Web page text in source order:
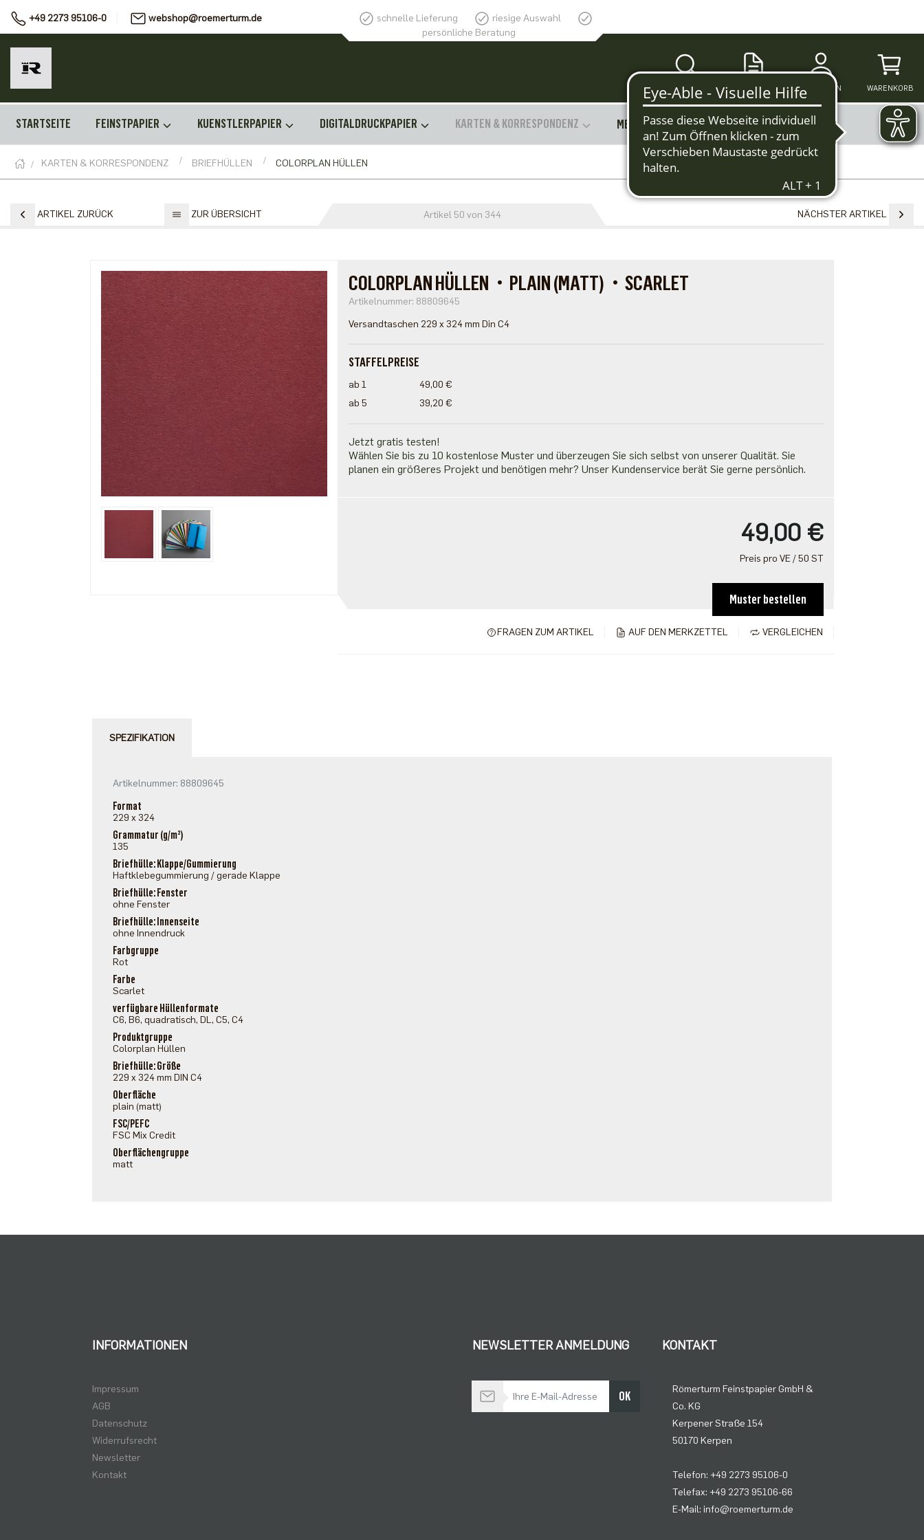
+49 2273 95106-0 webshop@roemerturm.de schnelle Lieferung
riesige Auswahl
persönliche Beratung
SUCHE MERKZETTEL ANMELDEN WARENKORB
STARTSEITE FEINSTPAPIER KUENSTLERPAPIER DIGITALDRUCKPAPIER KARTEN & KORRESPONDENZ MEHR
KARTEN & KORRESPONDENZ BRIEFHÜLLEN COLORPLAN HÜLLEN
ARTIKEL ZURÜCK ZUR ÜBERSICHT Artikel 50 von 344 NÄCHSTER ARTIKEL
COLORPLAN HÜLLEN・PLAIN (MATT)・SCARLET
Artikelnummer: 88809645
Versandtaschen 229 x 324 mm Din C4
STAFFELPREISE
ab 1
49,00 €
ab 5
39,20 €
Jetzt gratis testen!
Wählen Sie bis zu 10 kostenlose Muster und überzeugen Sie sich selbst von unserer Qualität. Sie
planen ein größeres Projekt und benötigen mehr? Unser Kundenservice berät Sie gerne persönlich.
49,00 €
Preis pro VE / 50 ST
Muster bestellen
VERGLEICHEN
AUF DEN MERKZETTEL
FRAGEN ZUM ARTIKEL
SPEZIFIKATION
Artikelnummer: 88809645
Format
229 x 324
Grammatur (g/m²)
135
Briefhülle: Klappe/Gummierung
Haftklebegummierung / gerade Klappe
Briefhülle: Fenster
ohne Fenster
Briefhülle: Innenseite
ohne Innendruck
Farbgruppe
Rot
Farbe
Scarlet
verfügbare Hüllenformate
C6, B6, quadratisch, DL, C5, C4
Produktgruppe
Colorplan Hüllen
Briefhülle: Größe
229 x 324 mm DIN C4
Oberfläche
plain (matt)
FSC/PEFC
FSC Mix Credit
Oberflächengruppe
matt
INFORMATIONEN
Impressum
AGB
Datenschutz
Widerrufsrecht
Newsletter
Kontakt
NEWSLETTER ANMELDUNG
Bleiben Sie auf dem Laufenden OK
KONTAKT
Römerturm Feinstpapier GmbH &
Co. KG
Kerpener Straße 154
50170 Kerpen
Telefon: +49 2273 95106-0
Telefax: +49 2273 95106-66
E-Mail: info@roemerturm.de